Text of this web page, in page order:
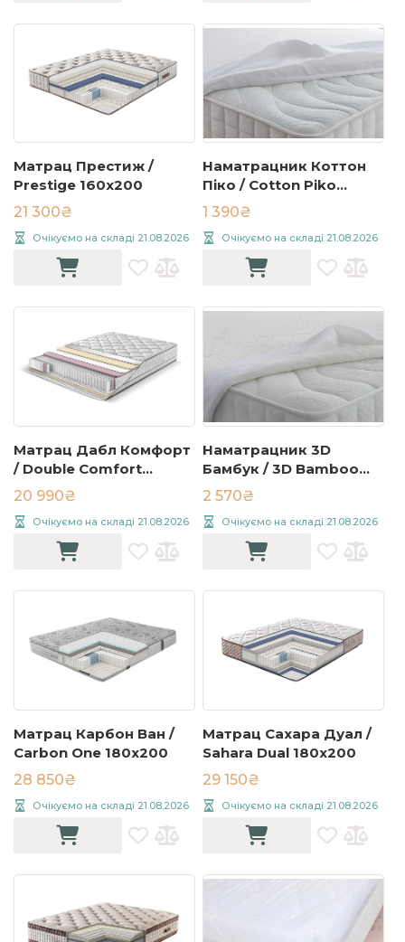
Матрац Престиж /
Prestige 160x200
21 300₴
Очікуємо на складі 21.08.2026
Наматрацник Коттон
Піко / Cotton Piko
чохол на матрац
1 390₴
Очікуємо на складі 21.08.2026
Матрац Дабл Комфорт
/ Double Comfort
180x200
20 990₴
Очікуємо на складі 21.08.2026
Наматрацник 3D
Бамбук / 3D Bamboo
чохол на матрац
160x200
2 570₴
Очікуємо на складі 21.08.2026
Матрац Карбон Ван /
Carbon One 180x200
28 850₴
Очікуємо на складі 21.08.2026
Матрац Сахара Дуал /
Sahara Dual 180x200
29 150₴
Очікуємо на складі 21.08.2026